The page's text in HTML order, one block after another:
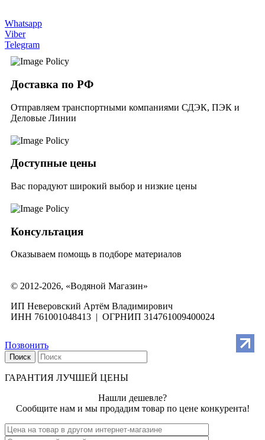
Whatsapp
Viber
Telegram
Доставка по РФ
Отправляем транспортными компаниями СДЭК, ПЭК и
Деловые Линии
Доступные цены
Вас порадуют широкий выбор и низкие цены
Консультация
Оказываем помощь в подборе материалов
© 2012-2026, «Водяной Магазин»
ИП Неверовский Артём Владимирович
ИНН 761001048413 | ОГРНИП 314761009400024
Позвонить
Поиск
ГАРАНТИЯ ЛУЧШЕЙ ЦЕНЫ
Нашли дешевле?
Сообщите нам и мы продадим товар по цене конкурента!